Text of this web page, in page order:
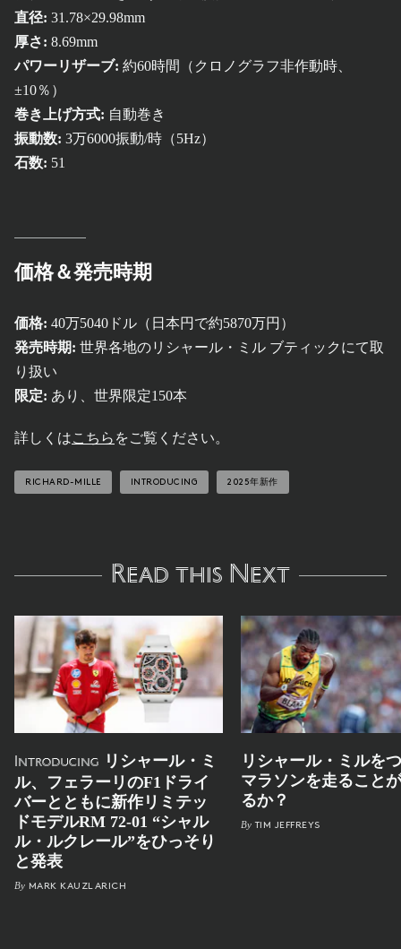
直径: 31.78×29.98mm
厚さ: 8.69mm
パワーリザーブ: 約60時間（クロノグラフ非作動時、
±10％）
巻き上げ方式: 自動巻き
振動数: 3万6000振動/時（5Hz）
石数: 51
価格＆発売時期
価格: 40万5040ドル（日本円で約5870万円）
発売時期: 世界各地のリシャール・ミル ブティックにて取
り扱い
限定: あり、世界限定150本
詳しくはこちら をご覧ください。
RICHARD-MILLE INTRODUCING 2025年新作
Read this Next
Introducing リシャール・ミ
ル、フェラーリのF1ドライ
バーとともに新作リミテッ
ドモデルRM 72-01 “シャル
ル・ルクレール”をひっそり
と発表
By MARK KAUZLARICH
リシャール・ミルを
マラソンを走ること
るか？
By TIM JEFFREYS